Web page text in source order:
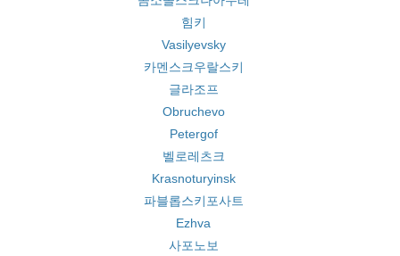
힘키
Vasilyevsky
카멘스크우랄스키
글라조프
Obruchevo
Petergof
벨로레츠크
Krasnoturyinsk
파블롭스키포사트
Ezhva
사포노보